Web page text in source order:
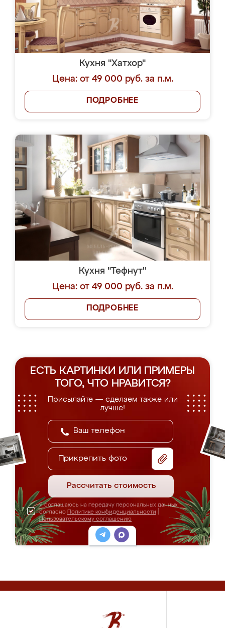
Кухня "Хатхор"
Цена: от 49 000 руб. за п.м.
ПОДРОБНЕЕ
Кухня "Тефнут"
Цена: от 49 000 руб. за п.м.
ПОДРОБНЕЕ
ЕСТЬ КАРТИНКИ ИЛИ ПРИМЕРЫ
ТОГО, ЧТО НРАВИТСЯ?
Присылайте — сделаем также или
лучше!
Прикрепить фото
Рассчитать стоимость
Я соглашаюсь на передачу персональных данных
согласно Политике конфиденциальности
Пользовательскому соглашению